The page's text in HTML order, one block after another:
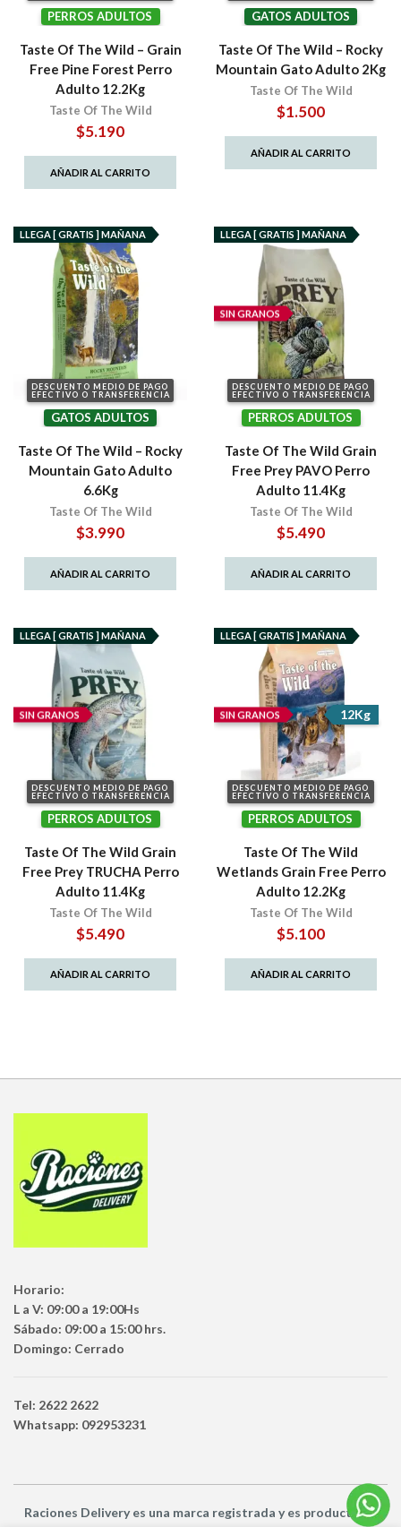
PERROS ADULTOS
Taste Of The Wild – Grain
Free Pine Forest Perro
Adulto 12.2Kg
Taste Of The Wild
$5.190
AÑADIR AL CARRITO
GATOS ADULTOS
Taste Of The Wild – Rocky
Mountain Gato Adulto 2Kg
Taste Of The Wild
$1.500
AÑADIR AL CARRITO
DESCUENTO MEDIO DE PAGO
EFECTIVO O TRANSFERENCIA
LLEGA [ GRATIS ] MAÑANA
GATOS ADULTOS
Taste Of The Wild – Rocky
Mountain Gato Adulto
6.6Kg
Taste Of The Wild
$3.990
AÑADIR AL CARRITO
DESCUENTO MEDIO DE PAGO
EFECTIVO O TRANSFERENCIA
SIN GRANOS
LLEGA [ GRATIS ] MAÑANA
PERROS ADULTOS
Taste Of The Wild Grain
Free Prey PAVO Perro
Adulto 11.4Kg
Taste Of The Wild
$5.490
AÑADIR AL CARRITO
DESCUENTO MEDIO DE PAGO
EFECTIVO O TRANSFERENCIA
SIN GRANOS
LLEGA [ GRATIS ] MAÑANA
PERROS ADULTOS
Taste Of The Wild Grain
Free Prey TRUCHA Perro
Adulto 11.4Kg
Taste Of The Wild
$5.490
AÑADIR AL CARRITO
DESCUENTO MEDIO DE PAGO
EFECTIVO O TRANSFERENCIA
SIN GRANOS 12Kg
LLEGA [ GRATIS ] MAÑANA
PERROS ADULTOS
Taste Of The Wild
Wetlands Grain Free Perro
Adulto 12.2Kg
Taste Of The Wild
$5.100
AÑADIR AL CARRITO
Horario:
L a V: 09:00 a 19:00Hs
Sábado: 09:00 a 15:00 hrs.
Domingo: Cerrado
Tel: 2622 2622
Whatsapp: 092953231
Raciones Deliveryes una marca registrada y es productode